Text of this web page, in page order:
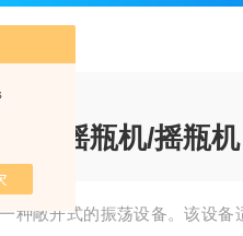
格/*摇瓶机/摇瓶机
种敞开式的振荡设备。该设